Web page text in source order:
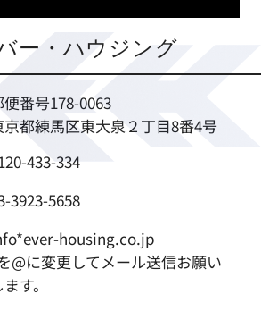
ー・ハウジング
便番号178-0063
京都練馬区東大泉２丁目8番4号
433-334
3923-5658
housing.co.jp
@に変更してメール送信お願い
ます。